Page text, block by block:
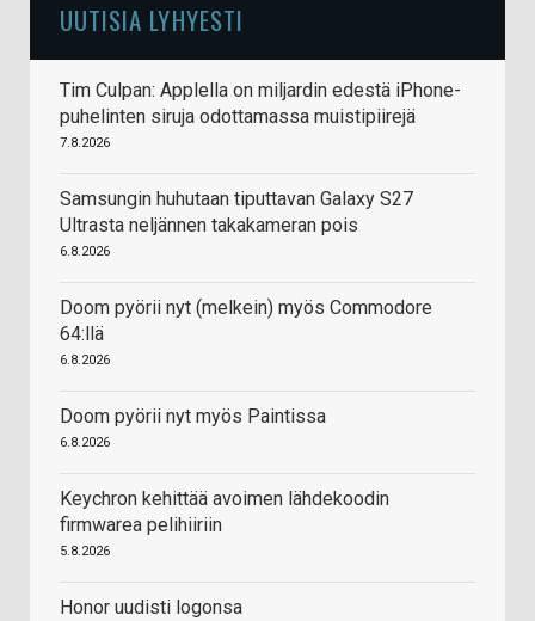
UUTISIA LYHYESTI
Tim Culpan: Applella on miljardin edestä iPhone-
puhelinten siruja odottamassa muistipiirejä
7.8.2026
Samsungin huhutaan tiputtavan Galaxy S27
Ultrasta neljännen takakameran pois
6.8.2026
Doom pyörii nyt (melkein) myös Commodore
64:llä
6.8.2026
Doom pyörii nyt myös Paintissa
6.8.2026
Keychron kehittää avoimen lähdekoodin
firmwarea pelihiiriin
5.8.2026
Honor uudisti logonsa